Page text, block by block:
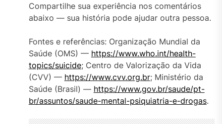
Compartilhe sua experiência nos comentários
abaixo — sua história pode ajudar outra pessoa.
Fontes e referências: Organização Mundial da
Saúde (OMS) — https://www.who.int/health-
topics/suicide; Centro de Valorização da Vida
(CVV) — https://www.cvv.org.br; Ministério da
Saúde (Brasil) — https://www.gov.br/saude/pt-
br/assuntos/saude-mental-psiquiatria-e-drogas.